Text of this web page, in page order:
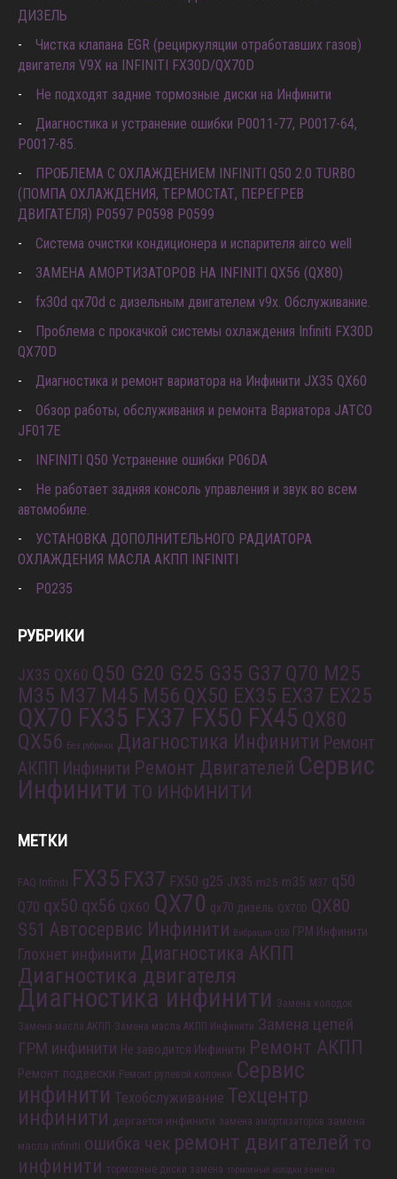
ДИЗЕЛЬ
Чистка клапана EGR (рециркуляции отработавших газов)
двигателя V9X на INFINITI FX30D/QX70D
Не подходят задние тормозные диски на Инфинити
Диагностика и устранение ошибки Р0011-77, P0017-64,
P0017-85.
ПРОБЛЕМА С ОХЛАЖДЕНИЕМ INFINITI Q50 2.0 TURBO
(ПОМПА ОХЛАЖДЕНИЯ, ТЕРМОСТАТ, ПЕРЕГРЕВ
ДВИГАТЕЛЯ) P0597 P0598 P0599
Система очистки кондиционера и испарителя airco well
ЗАМЕНА АМОРТИЗАТОРОВ НА INFINITI QX56 (QX80)
fx30d qx70d с дизельным двигателем v9x. Обслуживание.
Проблема с прокачкой системы охлаждения Infiniti FX30D
QX70D
Диагностика и ремонт вариатора на Инфинити JX35 QX60
Обзор работы, обслуживания и ремонта Вариатора JATCO
JF017E
INFINITI Q50 Устранение ошибки P06DA
Не работает задняя консоль управления и звук во всем
автомобиле.
УСТАНОВКА ДОПОЛНИТЕЛЬНОГО РАДИАТОРА
ОХЛАЖДЕНИЯ МАСЛА АКПП INFINITI
P0235
РУБРИКИ
JX35 QX60 Q50 G20 G25 G35 G37 Q70 M25
M35 M37 M45 M56 QX50 EX35 EX37 EX25
QX70 FX35 FX37 FX50 FX45 QX80
QX56 Без рубрики Диагностика Инфинити Ремонт
АКПП Инфинити Ремонт Двигателей Сервис
Инфинити ТО ИНФИНИТИ
МЕТКИ
FAQ Infiniti FX35 FX37 FX50 g25 JX35 m25 m35 M37 q50
Q70 qx50 qx56 QX60 QX70 qx70 дизель QX70D QX80
S51 Автосервис Инфинити Вибрация Q50 ГРМ Инфинити
Глохнет инфинити Диагностика АКПП
Диагностика двигателя
Диагностика инфинити Замена колодок
Замена масла АКПП Замена масла АКПП Инфинити Замена цепей
ГРМ инфинити Не заводится Инфинити Ремонт АКПП
Ремонт подвески Ремонт рулевой колонки Сервис
инфинити Техобслуживание Техцентр
инфинити дергается инфинити замена амортизаторов замена
масла infiniti ошибка чек ремонт двигателей то
инфинити тормозные диски замена тормозные колодки замена